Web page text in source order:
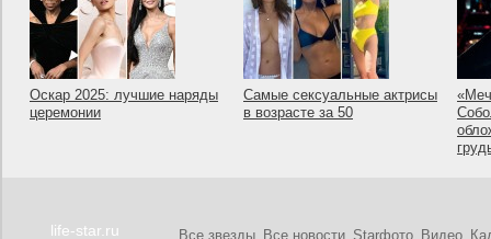
Оскар 2025: лучшие наряды
церемонии
Самые сексуальные актрисы
в возрасте за 50
life-star.ru Все звезды Все новости Starфото Видео